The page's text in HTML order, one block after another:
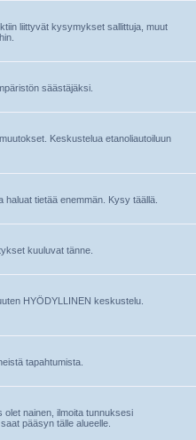
liittyvät kysymykset sallittuja, muut
säästäjäksi.
Keskustelua etanoliautoiluun
haluat tietää enemmän. Kysy täällä.
kuuluvat tänne.
HYÖDYLLINEN keskustelu.
tapahtumista.
olet nainen, ilmoita tunnuksesi
pääsyn tälle alueelle.